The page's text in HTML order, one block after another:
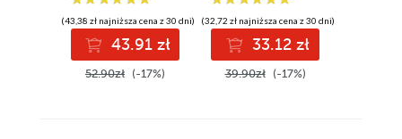
(43,38 zł najniższa cena z 30 dni)
43.91 zł
52.90zł (-17%)
(32,72 zł najniższa cena z 30 dni)
33.12 zł
39.90zł (-17%)